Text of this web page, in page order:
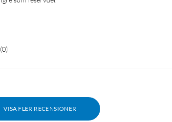
(0)
VISA FLER RECENSIONER